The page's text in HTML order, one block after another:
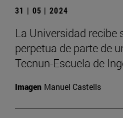
31 | 05 | 2024
La Universidad recibe
perpetua de parte de
Tecnun-Escuela de
Imagen Manuel Castells